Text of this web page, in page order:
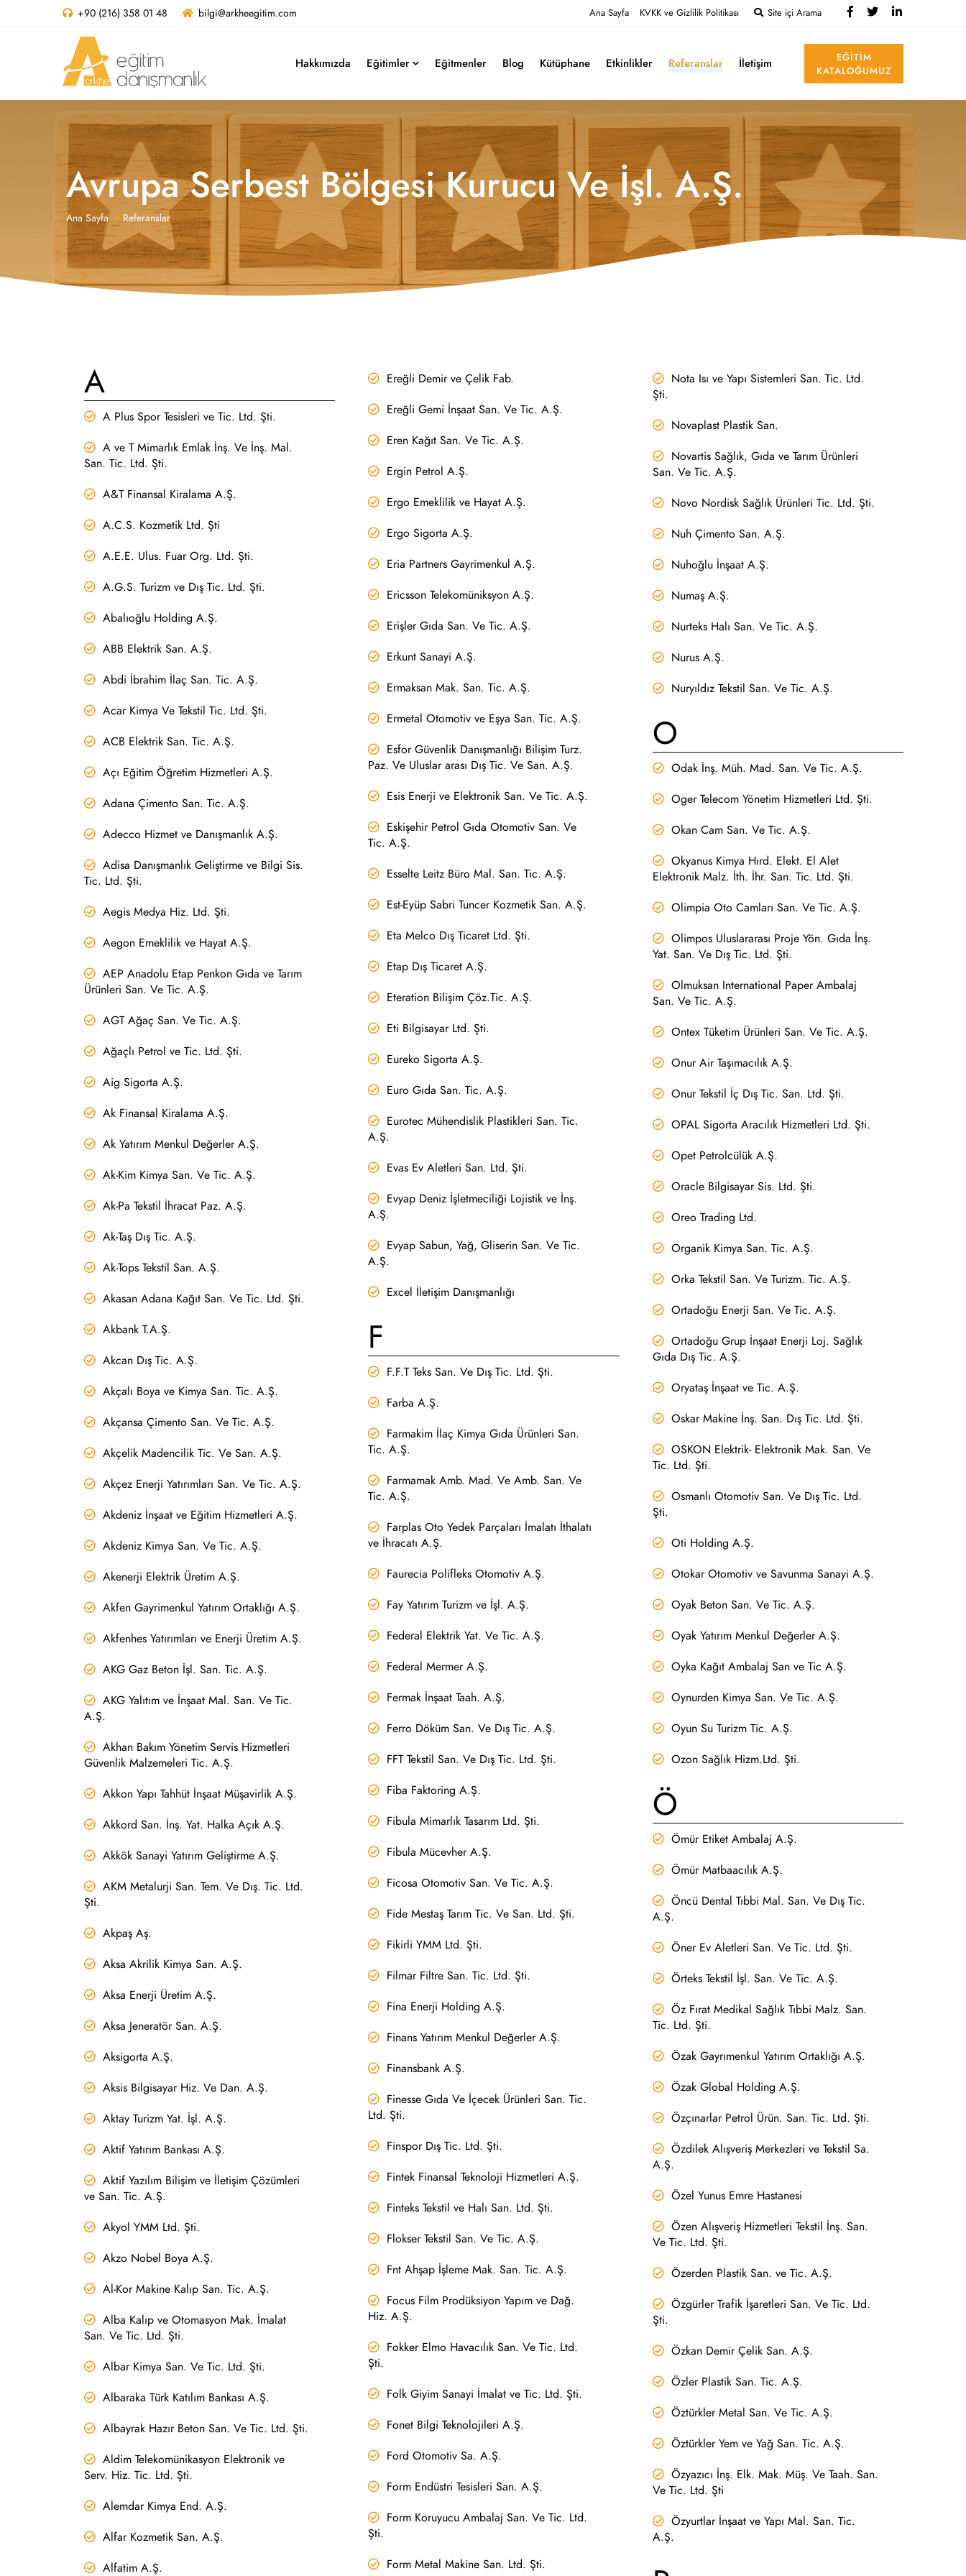
+90 (216) 358 01 48 bilgi@arkheegitim.com Ana Sayfa KVKK ve Gizlilik Politikası Site içi Arama
Hakkımızda Eğitimler Eğitmenler Blog Kütüphane Etkinlikler Referanslar İletişim
EĞITIM
KATALOĞUMUZ
Avrupa Serbest Bölgesi Kurucu Ve İşl. A.Ş.
Ana Sayfa Referanslar
A
A Plus Spor Tesisleri ve Tic. Ltd. Şti.
A ve T Mimarlık Emlak İnş. Ve İnş. Mal.
San. Tic. Ltd. Şti.
A&T Finansal Kiralama A.Ş.
A.C.S. Kozmetik Ltd. Şti
A.E.E. Ulus. Fuar Org. Ltd. Şti.
A.G.S. Turizm ve Dış Tic. Ltd. Şti.
Abalıoğlu Holding A.Ş.
ABB Elektrik San. A.Ş.
Abdi İbrahim İlaç San. Tic. A.Ş.
Acar Kimya Ve Tekstil Tic. Ltd. Şti.
ACB Elektrik San. Tic. A.Ş.
Açı Eğitim Öğretim Hizmetleri A.Ş.
Adana Çimento San. Tic. A.Ş.
Adecco Hizmet ve Danışmanlık A.Ş.
Adisa Danışmanlık Geliştirme ve Bilgi Sis.
Tic. Ltd. Şti.
Aegis Medya Hiz. Ltd. Şti.
Aegon Emeklilik ve Hayat A.Ş.
AEP Anadolu Etap Penkon Gıda ve Tarım
Ürünleri San. Ve Tic. A.Ş.
AGT Ağaç San. Ve Tic. A.Ş.
Ağaçlı Petrol ve Tic. Ltd. Şti.
Aig Sigorta A.Ş.
Ak Finansal Kiralama A.Ş.
Ak Yatırım Menkul Değerler A.Ş.
Ak-Kim Kimya San. Ve Tic. A.Ş.
Ak-Pa Tekstil İhracat Paz. A.Ş.
Ak-Taş Dış Tic. A.Ş.
Ak-Tops Tekstil San. A.Ş.
Akasan Adana Kağıt San. Ve Tic. Ltd. Şti.
Akbank T.A.Ş.
Akcan Dış Tic. A.Ş.
Akçalı Boya ve Kimya San. Tic. A.Ş.
Akçansa Çimento San. Ve Tic. A.Ş.
Akçelik Madencilik Tic. Ve San. A.Ş.
Akçez Enerji Yatırımları San. Ve Tic. A.Ş.
Akdeniz İnşaat ve Eğitim Hizmetleri A.Ş.
Akdeniz Kimya San. Ve Tic. A.Ş.
Akenerji Elektrik Üretim A.Ş.
Akfen Gayrimenkul Yatırım Ortaklığı A.Ş.
Akfenhes Yatırımları ve Enerji Üretim A.Ş.
AKG Gaz Beton İşl. San. Tic. A.Ş.
AKG Yalıtım ve İnşaat Mal. San. Ve Tic.
A.Ş.
Akhan Bakım Yönetim Servis Hizmetleri
Güvenlik Malzemeleri Tic. A.Ş.
Akkon Yapı Tahhüt İnşaat Müşavirlik A.Ş.
Akkord San. İnş. Yat. Halka Açık A.Ş.
Akkök Sanayi Yatırım Geliştirme A.Ş.
AKM Metalurji San. Tem. Ve Dış. Tic. Ltd.
Şti.
Akpaş Aş.
Aksa Akrilik Kimya San. A.Ş.
Aksa Enerji Üretim A.Ş.
Aksa Jeneratör San. A.Ş.
Aksigorta A.Ş.
Aksis Bilgisayar Hiz. Ve Dan. A.Ş.
Aktay Turizm Yat. İşl. A.Ş.
Aktif Yatırım Bankası A.Ş.
Aktif Yazılım Bilişim ve İletişim Çözümleri
ve San. Tic. A.Ş.
Akyol YMM Ltd. Şti.
Akzo Nobel Boya A.Ş.
Al-Kor Makine Kalıp San. Tic. A.Ş.
Alba Kalıp ve Otomasyon Mak. İmalat
San. Ve Tic. Ltd. Şti.
Albar Kimya San. Ve Tic. Ltd. Şti.
Albaraka Türk Katılım Bankası A.Ş.
Albayrak Hazır Beton San. Ve Tic. Ltd. Şti.
Aldim Telekomünikasyon Elektronik ve
Serv. Hiz. Tic. Ltd. Şti.
Alemdar Kimya End. A.Ş.
Alfar Kozmetik San. A.Ş.
Alfatim A.Ş.
Ereğli Demir ve Çelik Fab.
Ereğli Gemi İnşaat San. Ve Tic. A.Ş.
Eren Kağıt San. Ve Tic. A.Ş.
Ergin Petrol A.Ş.
Ergo Emeklilik ve Hayat A.Ş.
Ergo Sigorta A.Ş.
Eria Partners Gayrimenkul A.Ş.
Ericsson Telekomüniksyon A.Ş.
Erişler Gıda San. Ve Tic. A.Ş.
Erkunt Sanayi A.Ş.
Ermaksan Mak. San. Tic. A.Ş.
Ermetal Otomotiv ve Eşya San. Tic. A.Ş.
Esfor Güvenlik Danışmanlığı Bilişim Turz.
Paz. Ve Uluslar arası Dış Tic. Ve San. A.Ş.
Esis Enerji ve Elektronik San. Ve Tic. A.Ş.
Eskişehir Petrol Gıda Otomotiv San. Ve
Tic. A.Ş.
Esselte Leitz Büro Mal. San. Tic. A.Ş.
Est-Eyüp Sabri Tuncer Kozmetik San. A.Ş.
Eta Melco Dış Ticaret Ltd. Şti.
Etap Dış Ticaret A.Ş.
Eteration Bilişim Çöz.Tic. A.Ş.
Eti Bilgisayar Ltd. Şti.
Eureko Sigorta A.Ş.
Euro Gıda San. Tic. A.Ş.
Eurotec Mühendislik Plastikleri San. Tic.
A.Ş.
Evas Ev Aletleri San. Ltd. Şti.
Evyap Deniz İşletmeciliği Lojistik ve İnş.
A.Ş.
Evyap Sabun, Yağ, Gliserin San. Ve Tic.
A.Ş.
Excel İletişim Danışmanlığı
F
F.F.T Teks San. Ve Dış Tic. Ltd. Şti.
Farba A.Ş.
Farmakim İlaç Kimya Gıda Ürünleri San.
Tic. A.Ş.
Farmamak Amb. Mad. Ve Amb. San. Ve
Tic. A.Ş.
Farplas Oto Yedek Parçaları İmalatı İthalatı
ve İhracatı A.Ş.
Faurecia Polifleks Otomotiv A.Ş.
Fay Yatırım Turizm ve İşl. A.Ş.
Federal Elektrik Yat. Ve Tic. A.Ş.
Federal Mermer A.Ş.
Fermak İnşaat Taah. A.Ş.
Ferro Döküm San. Ve Dış Tic. A.Ş.
FFT Tekstil San. Ve Dış Tic. Ltd. Şti.
Fiba Faktoring A.Ş.
Fibula Mimarlık Tasarım Ltd. Şti.
Fibula Mücevher A.Ş.
Ficosa Otomotiv San. Ve Tic. A.Ş.
Fide Mestaş Tarım Tic. Ve San. Ltd. Şti.
Fikirli YMM Ltd. Şti.
Filmar Filtre San. Tic. Ltd. Şti.
Fina Enerji Holding A.Ş.
Finans Yatırım Menkul Değerler A.Ş.
Finansbank A.Ş.
Finesse Gıda Ve İçecek Ürünleri San. Tic.
Ltd. Şti.
Finspor Dış Tic. Ltd. Şti.
Fintek Finansal Teknoloji Hizmetleri A.Ş.
Finteks Tekstil ve Halı San. Ltd. Şti.
Flokser Tekstil San. Ve Tic. A.Ş.
Fnt Ahşap İşleme Mak. San. Tic. A.Ş.
Focus Film Prodüksiyon Yapım ve Dağ.
Hiz. A.Ş.
Fokker Elmo Havacılık San. Ve Tic. Ltd.
Şti.
Folk Giyim Sanayi İmalat ve Tic. Ltd. Şti.
Fonet Bilgi Teknolojileri A.Ş.
Ford Otomotiv Sa. A.Ş.
Form Endüstri Tesisleri San. A.Ş.
Form Koruyucu Ambalaj San. Ve Tic. Ltd.
Şti.
Form Metal Makine San. Ltd. Şti.
Nota Isı ve Yapı Sistemleri San. Tic. Ltd.
Şti.
Novaplast Plastik San.
Novartis Sağlık, Gıda ve Tarım Ürünleri
San. Ve Tic. A.Ş.
Novo Nordisk Sağlık Ürünleri Tic. Ltd. Şti.
Nuh Çimento San. A.Ş.
Nuhoğlu İnşaat A.Ş.
Numaş A.Ş.
Nurteks Halı San. Ve Tic. A.Ş.
Nurus A.Ş.
Nuryıldız Tekstil San. Ve Tic. A.Ş.
O
Odak İnş. Müh. Mad. San. Ve Tic. A.Ş.
Oger Telecom Yönetim Hizmetleri Ltd. Şti.
Okan Cam San. Ve Tic. A.Ş.
Okyanus Kimya Hırd. Elekt. El Alet
Elektronik Malz. İth. İhr. San. Tic. Ltd. Şti.
Olimpia Oto Camları San. Ve Tic. A.Ş.
Olimpos Uluslararası Proje Yön. Gıda İnş.
Yat. San. Ve Dış Tic. Ltd. Şti.
Olmuksan International Paper Ambalaj
San. Ve Tic. A.Ş.
Ontex Tüketim Ürünleri San. Ve Tic. A.Ş.
Onur Air Taşımacılık A.Ş.
Onur Tekstil İç Dış Tic. San. Ltd. Şti.
OPAL Sigorta Aracılık Hizmetleri Ltd. Şti.
Opet Petrolcülük A.Ş.
Oracle Bilgisayar Sis. Ltd. Şti.
Oreo Trading Ltd.
Organik Kimya San. Tic. A.Ş.
Orka Tekstil San. Ve Turizm. Tic. A.Ş.
Ortadoğu Enerji San. Ve Tic. A.Ş.
Ortadoğu Grup İnşaat Enerji Loj. Sağlık
Gıda Dış Tic. A.Ş.
Oryataş İnşaat ve Tic. A.Ş.
Oskar Makine İnş. San. Dış Tic. Ltd. Şti.
OSKON Elektrik- Elektronik Mak. San. Ve
Tic. Ltd. Şti.
Osmanlı Otomotiv San. Ve Dış Tic. Ltd.
Şti.
Oti Holding A.Ş.
Otokar Otomotiv ve Savunma Sanayi A.Ş.
Oyak Beton San. Ve Tic. A.Ş.
Oyak Yatırım Menkul Değerler A.Ş.
Oyka Kağıt Ambalaj San ve Tic A.Ş.
Oynurden Kimya San. Ve Tic. A.Ş.
Oyun Su Turizm Tic. A.Ş.
Ozon Sağlık Hizm.Ltd. Şti.
Ö
Ömür Etiket Ambalaj A.Ş.
Ömür Matbaacılık A.Ş.
Öncü Dental Tıbbi Mal. San. Ve Dış Tic.
A.Ş.
Öner Ev Aletleri San. Ve Tic. Ltd. Şti.
Örteks Tekstil İşl. San. Ve Tic. A.Ş.
Öz Fırat Medikal Sağlık Tıbbi Malz. San.
Tic. Ltd. Şti.
Özak Gayrımenkul Yatırım Ortaklığı A.Ş.
Özak Global Holding A.Ş.
Özçınarlar Petrol Ürün. San. Tic. Ltd. Şti.
Özdilek Alışveriş Merkezleri ve Tekstil Sa.
A.Ş.
Özel Yunus Emre Hastanesi
Özen Alışveriş Hizmetleri Tekstil İnş. San.
Ve Tic. Ltd. Şti.
Özerden Plastik San. ve Tic. A.Ş.
Özgürler Trafik İşaretleri San. Ve Tic. Ltd.
Şti.
Özkan Demir Çelik San. A.Ş.
Özler Plastik San. Tic. A.Ş.
Öztürkler Metal San. Ve Tic. A.Ş.
Öztürkler Yem ve Yağ San. Tic. A.Ş.
Özyazıcı İnş. Elk. Mak. Müş. Ve Taah. San.
Ve Tic. Ltd. Şti
Özyurtlar İnşaat ve Yapı Mal. San. Tic.
A.Ş.